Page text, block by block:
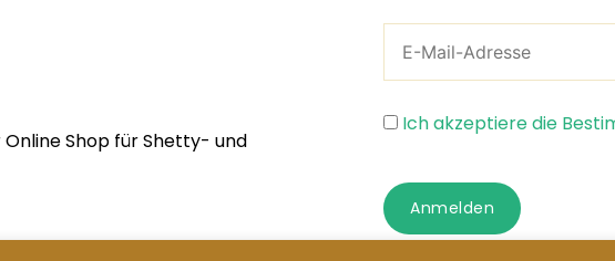
Shop für Shetty- und
Ich akzeptiere die
Anmelden